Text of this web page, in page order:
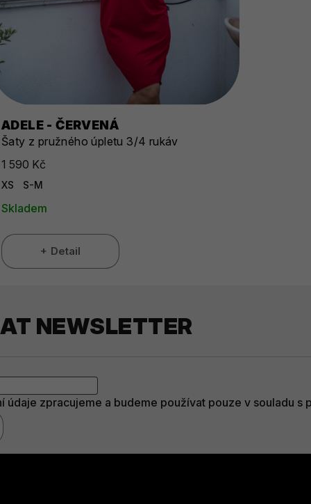
ADELE - ČERVENÁ
Šaty z pružného úpletu 3/4 rukáv
1 590 Kč
XS S-M
Skladem
Detail
NEWSLETTER
údaje zpracujeme a budeme používat pouze v souladu s